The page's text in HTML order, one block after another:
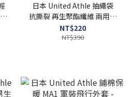
日本 United Athle 抽繩袋
抗撕裂 再生聚酯纖維 兩用包
包【 FUZY 】- UA1392
NT$220
NT$390